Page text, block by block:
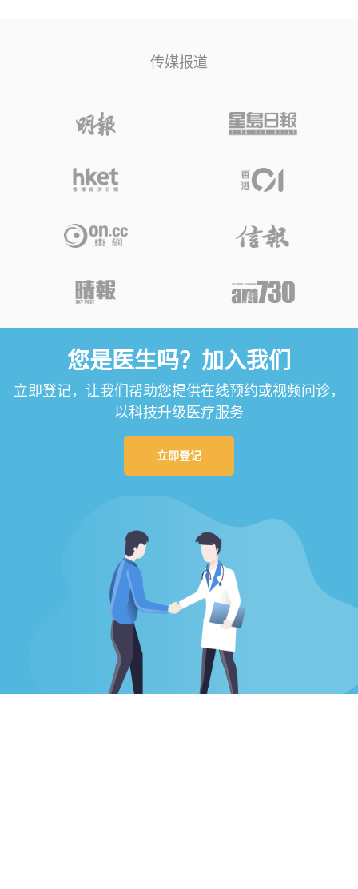
传媒报道
您是医生吗？加入我们
立即登记，让我们帮助您提供在线预约或视频问诊，
以科技升级医疗服务
立即登记